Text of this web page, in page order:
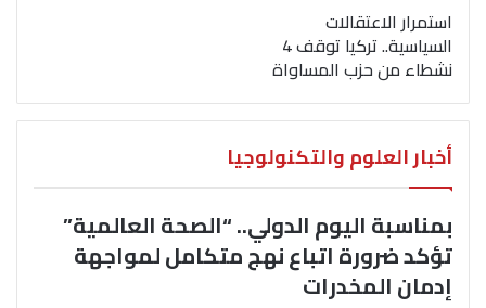
استمرار الاعتقالات
السياسية.. تركيا توقف 4
نشطاء من حزب المساواة
أخبار العلوم والتكنولوجيا
بمناسبة اليوم الدولي.. “الصحة العالمية”
تؤكد ضرورة اتباع نهج متكامل لمواجهة
إدمان المخدرات